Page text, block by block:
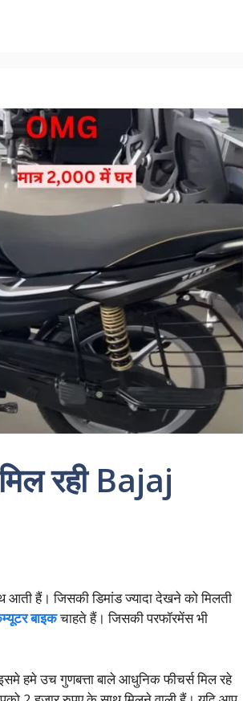
रही Bajaj
हैं। जिसकी डिमांड ज्यादा देखने को मिलती
बाइकचाहते हैं। जिसकी परफॉरमेंस भी
हमे उच गुणबत्ता बाले आधुनिक फीचर्स मिल रहे